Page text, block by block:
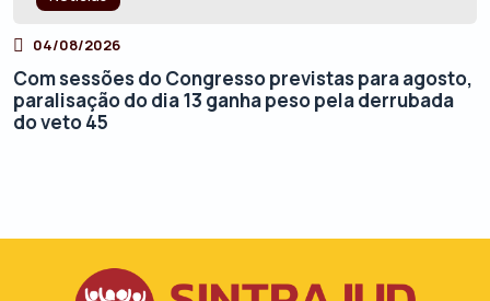
04/08/2026
Com sessões do Congresso previstas para agosto,
paralisação do dia 13 ganha peso pela derrubada
do veto 45